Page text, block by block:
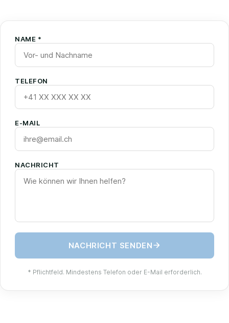
NAME *
TELEFON
E-MAIL
NACHRICHT
NACHRICHT SENDEN
* Pflichtfeld. Mindestens Telefon oder E-Mail erforderlich.